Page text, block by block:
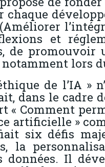
chaque
et
de
notamment lors
éthique de l’IA
dans le cadre
« Comment
artificielle »
six défis
la
données. Il